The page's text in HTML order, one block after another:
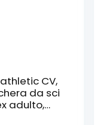
CV,
da sci
adulto,